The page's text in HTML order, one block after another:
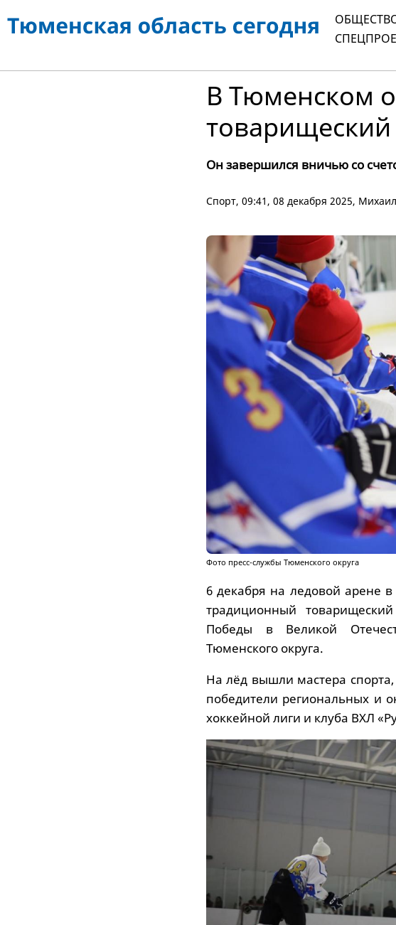
В Тюменском
товарищеский
Он завершился вничью со
Спорт, 09:41, 08 декабря 2025,
Фото пресс-службы Тюменского округа
6 декабря на ледовой арене в
традиционный
Победы в Великой
Тюменского округа.
На лёд вышли мастера
победители региональных и
хоккейной лиги и клуба ВХЛ